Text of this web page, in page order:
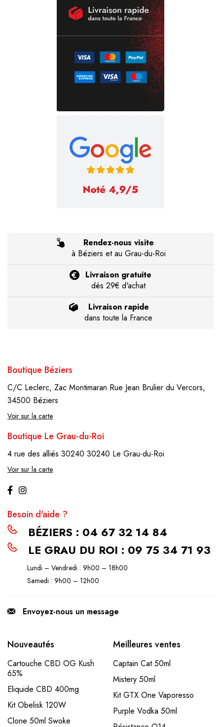
Rendez-nous visite
à Béziers et au Grau-du-Roi
Livraison gratuite
dès 29€ d'achat
Livraison rapide
dans toute la France
Boutique Béziers
C/C Leclerc, Zac Montimaran Rue Jean Brulier du Vercors,
34500 Béziers
Voir sur la carte
Boutique Le Grau-du-Roi
4 rue des alliés 30240 30240 Le Grau-du-Roi
Voir sur la carte
Besoin d'aide ?
BÉZIERS : 04 67 32 14 84
LE GRAU DU ROI : 09 75 34 71 93
Lundi – Vendredi : 9h00 – 18h00
Samedi : 9h00 – 12h00
Envoyez-nous un message
Nouveautés
Cartouche CBD OG Kush
65%
Eliquide CBD 400mg
Kit Obelisk 120W
Clone 50ml Swoke
Meilleures ventes
Captain Cat 50ml
Mistery 50ml
Kit GTX One Vaporesso
Purple Vodka 50ml